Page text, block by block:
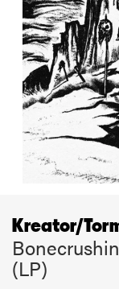
Kreator/
(LP)